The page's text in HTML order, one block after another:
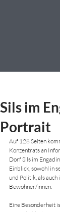
Sils im
Portrait
Auf 128 Seiten
Konzentrats an
Dorf Sils im
Einblick, sowohl in
und Politik, als
Bewohner/innen.
Eine Besonderheit